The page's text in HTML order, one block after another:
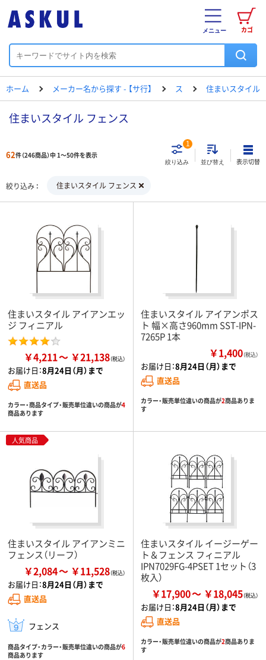
カゴ
メニュー
ホーム メーカー名から探す - 【サ行】 ス 住まいスタイル
住まいスタイル フェンス
62件（246商品）中 1～50件を表示
絞り込み
1
並び替え 表示切替
絞り込み 住まいスタイル フェンス
住まいスタイル アイアンエッ
ジ フィニアル
￥4,211 ￥21,138
お届け日：8月24日（月）まで
直送品
カラー・商品タイプ・販売単位違いの商品が4
商品あります
住まいスタイル アイアンポス
ト 幅×高さ960mm SST-IPN-
7265P 1本
￥1,400（税込）
お届け日：8月24日（月）まで
直送品
カラー・販売単位違いの商品が2商品ありま
す
人気商品
住まいスタイル アイアンミニ
フェンス（リーフ）
￥2,084 ￥11,528
お届け日：8月24日（月）まで
直送品
フェンス
商品タイプ・カラー・販売単位違いの商品が6
商品あります
住まいスタイル イージーゲー
ト＆フェンス フィニアル
IPN7029FG-4PSET 1セット（3
枚入）
￥17,900 ￥18,045
お届け日：8月24日（月）まで
直送品
カラー・販売単位違いの商品が2商品ありま
す